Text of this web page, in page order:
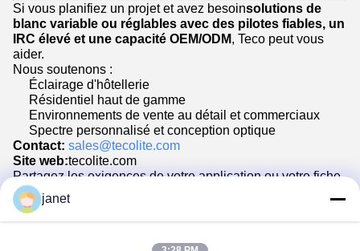
Si vous planifiez un projet et avez besoinsolutions de
blanc variable ou réglables avec des pilotes fiables, un
IRC élevé et une capacité OEM/ODM, Teco peut vous
aider.
Nous soutenons :
Éclairage d'hôtellerie
Résidentiel haut de gamme
Environnements de vente au détail et commerciaux
Spectre personnalisé et conception optique
Contact: sales@tecolite.com
Site web:tecolite.com
Partagez les exigences de votre application ou votre fiche
technique :
nous vous aiderons à sélectionner une technologie
adaptée au comportement humain, et pas seulement aux
janet